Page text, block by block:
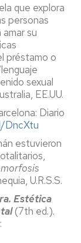
que explora
personas
su
préstamo o
sexual
EE.UU.
Diario
DncXtu
estuvieron
U.R.S.S.
Estética
(7th ed.).